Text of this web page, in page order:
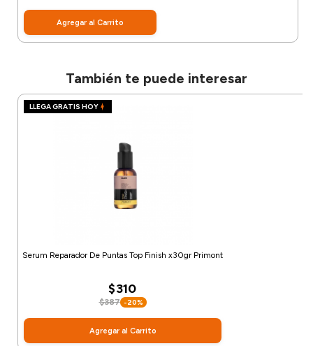
Agregar al Carrito
También te puede interesar
LLEGA GRATIS HOY
Serum Reparador De Puntas Top Finish x30gr Primont
$310
$387 -20%
Agregar al Carrito